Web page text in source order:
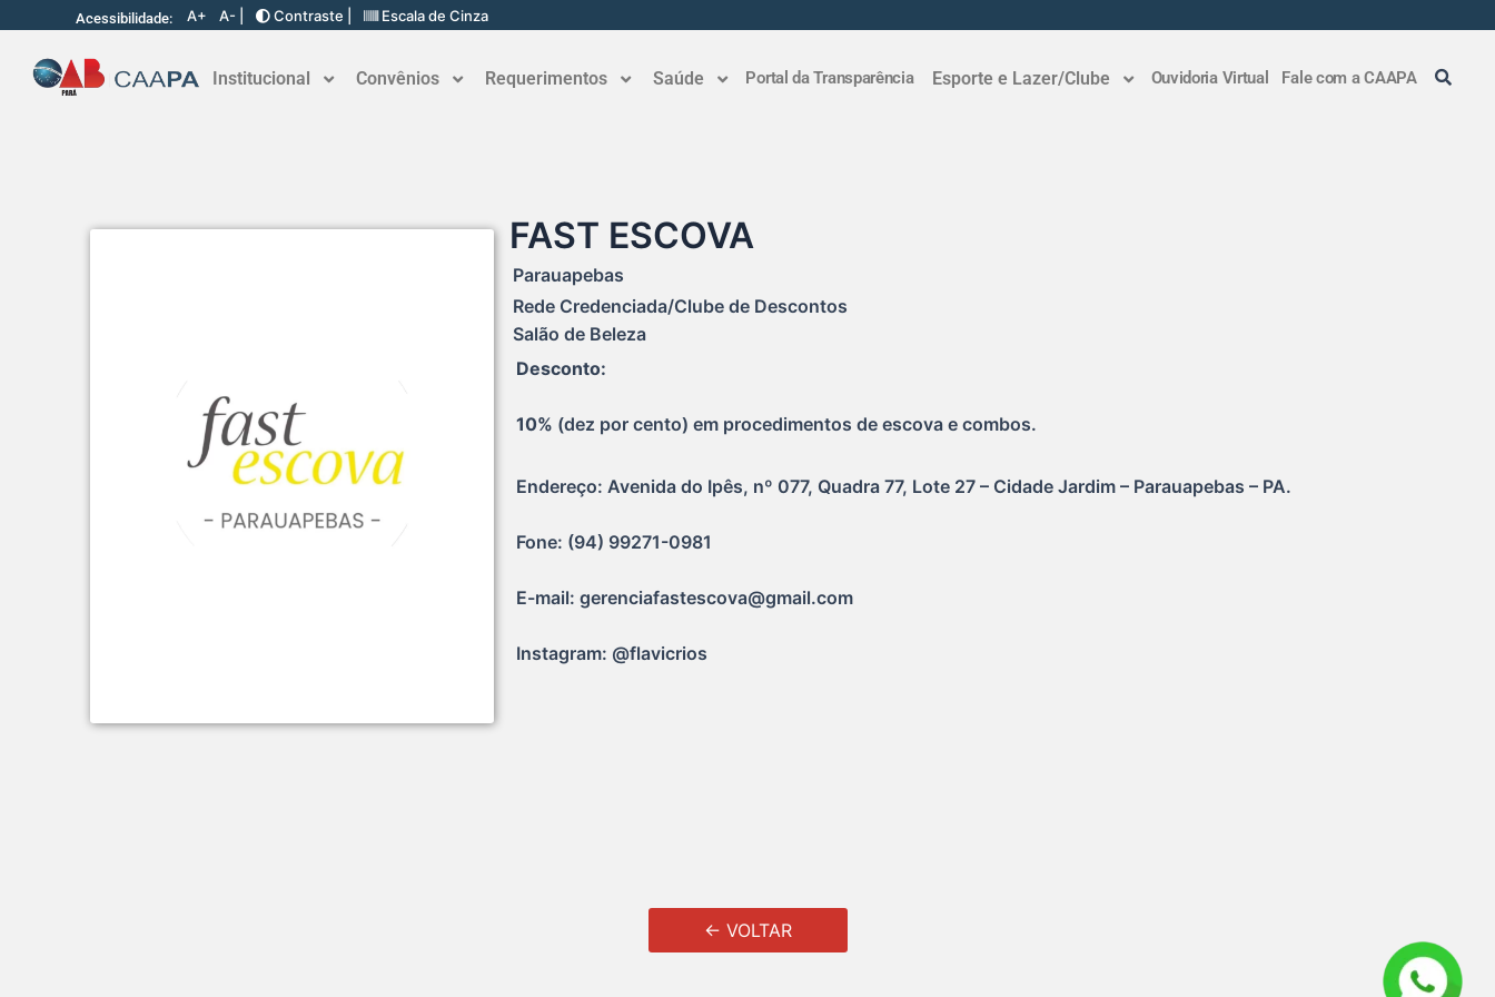
Acessibilidade: A+ A- | Contraste | Escala de Cinza
Institucional Convênios Requerimentos Saúde Portal da Transparência Esporte e Lazer/Clube Ouvidoria Virtual Fale com a CAAPA
FAST ESCOVA
Parauapebas
Rede Credenciada/Clube de Descontos
Salão de Beleza
Desconto:
10% (dez por cento) em procedimentos de escova e combos.
Endereço: Avenida do Ipês, nº 077, Quadra 77, Lote 27 – Cidade Jardim – Parauapebas – PA.
Fone: (94) 99271-0981
E-mail: gerenciafastescova@gmail.com
Instagram: @flavicrios
← VOLTAR